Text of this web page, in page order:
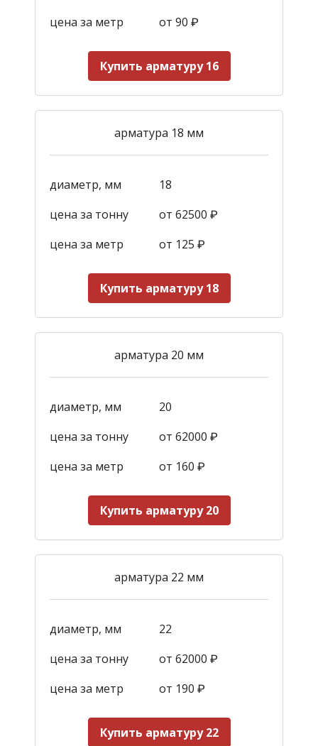
цена за метр от 90 ₽
Купить арматуру 16
арматура 18 мм
диаметр, мм
18
цена за тонну
от 62500 ₽
цена за метр
от 125 ₽
Купить арматуру 18
арматура 20 мм
диаметр, мм
20
цена за тонну
от 62000 ₽
цена за метр
от 160 ₽
Купить арматуру 20
арматура 22 мм
диаметр, мм
22
цена за тонну
от 62000 ₽
цена за метр
от 190 ₽
Купить арматуру 22